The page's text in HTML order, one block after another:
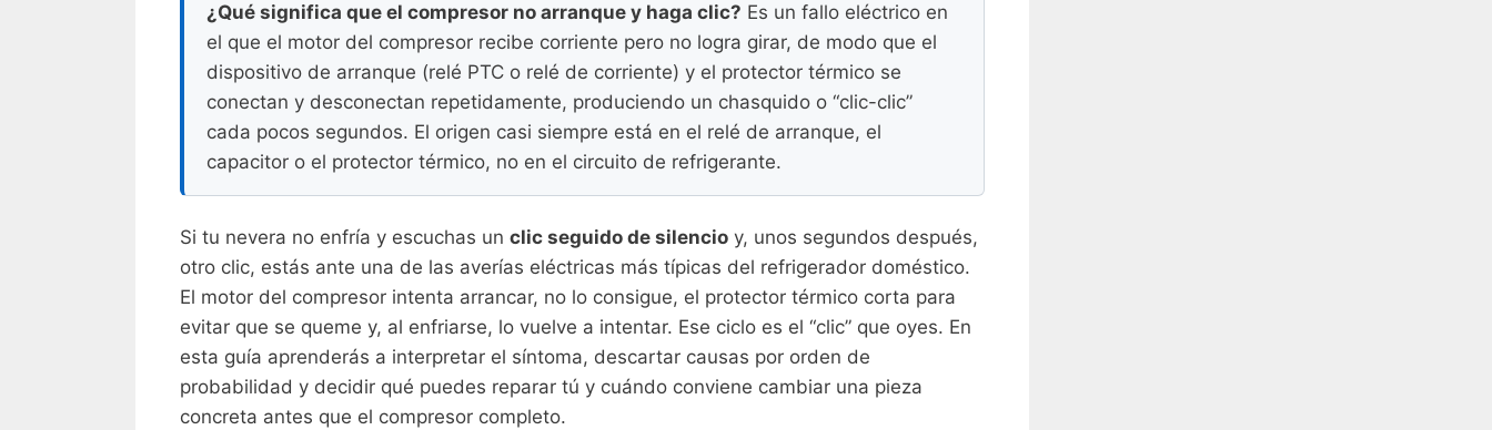
¿Qué significa que el compresor no arranque y haga clic? Es un fallo eléctrico en
el que el motor del compresor recibe corriente pero no logra girar, de modo que el
dispositivo de arranque (relé PTC o relé de corriente) y el protector térmico se
conectan y desconectan repetidamente, produciendo un chasquido o “clic-clic”
cada pocos segundos. El origen casi siempre está en el relé de arranque, el
capacitor o el protector térmico, no en el circuito de refrigerante.
Si tu nevera no enfría y escuchas un clic seguido de silencio y, unos segundos después,
otro clic, estás ante una de las averías eléctricas más típicas del refrigerador doméstico.
El motor del compresor intenta arrancar, no lo consigue, el protector térmico corta para
evitar que se queme y, al enfriarse, lo vuelve a intentar. Ese ciclo es el “clic” que oyes. En
esta guía aprenderás a interpretar el síntoma, descartar causas por orden de
probabilidad y decidir qué puedes reparar tú y cuándo conviene cambiar una pieza
concreta antes que el compresor completo.